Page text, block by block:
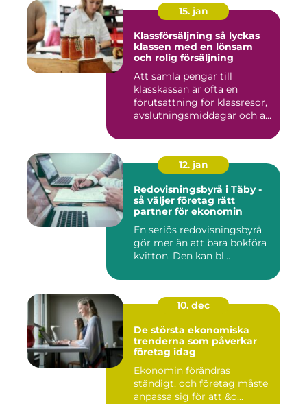
15. jan
Klassförsäljning så lyckas
klassen med en lönsam
och rolig försäljning
Att samla pengar till
klasskassan är ofta en
förutsättning för klassresor,
avslutningsmiddagar och a...
12. jan
Redovisningsbyrå i Täby -
så väljer företag rätt
partner för ekonomin
En seriös redovisningsbyrå
gör mer än att bara bokföra
kvitton. Den kan bl...
10. dec
De största ekonomiska
trenderna som påverkar
företag idag
Ekonomin förändras
ständigt, och företag måste
anpassa sig för att &o...